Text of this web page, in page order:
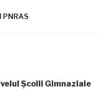
Școlii Gimnaziale